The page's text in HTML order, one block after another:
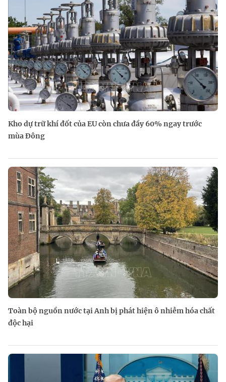
Kho dự trữ khí đốt của EU còn chưa đầy 60% ngay trước
mùa Đông
Toàn bộ nguồn nước tại Anh bị phát hiện ô nhiễm hóa chất
độc hại